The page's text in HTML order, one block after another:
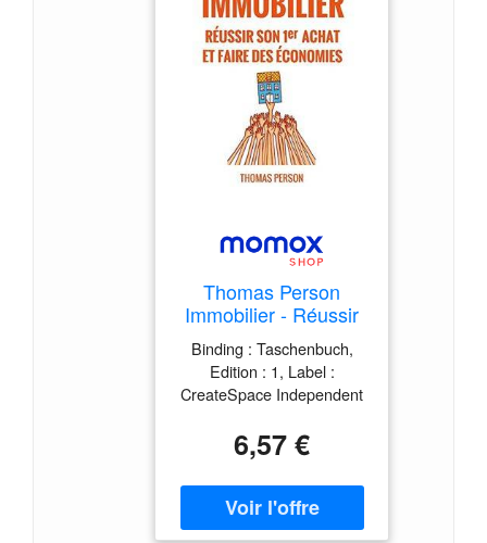
Thomas Person
Immobilier - Réussir
Son Premier Achat Et
Faire Des Économies:
Le Guide Complet
Avec Toutes Les
Étapes, Les Astuces
Et Les Erreurs À
Binding : Taschenbuch,
Edition : 1, Label :
CreateSpace Independent
Publisher : CreateSpace
Independent Publishing
Platform, medium :
Taschenbuch,
numberOfPages : 40,
6,57 €